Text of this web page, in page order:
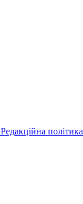
Редакційна політика